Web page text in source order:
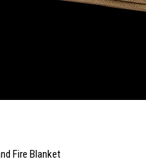
Fire Blanket